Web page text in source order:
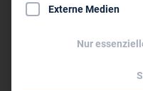
0371 52 65 0
info@iproplan.de
Externe Medien
Nur